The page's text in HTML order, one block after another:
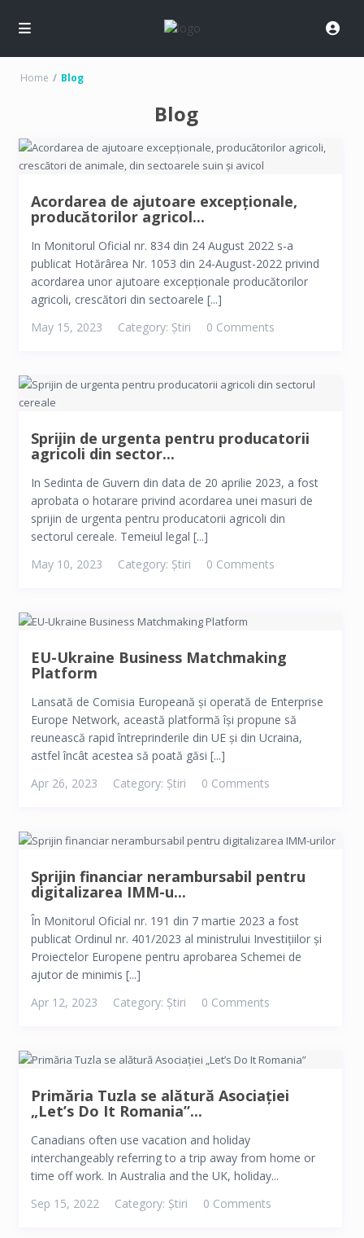
Home Blog
Blog
Acordarea de ajutoare excepționale,
producătorilor agricol...
In Monitorul Oficial nr. 834 din 24 August 2022 s-a
publicat Hotărârea Nr. 1053 din 24-August-2022 privind
acordarea unor ajutoare excepționale producătorilor
agricoli, crescători din sectoarele [...]
May 15, 2023
Category: Știri 0 Comments
Sprijin de urgenta pentru producatorii
agricoli din sector...
In Sedinta de Guvern din data de 20 aprilie 2023, a fost
aprobata o hotarare privind acordarea unei masuri de
sprijin de urgenta pentru producatorii agricoli din
sectorul cereale. Temeiul legal [...]
May 10, 2023
Category: Știri 0 Comments
EU-Ukraine Business Matchmaking
Platform
Lansată de Comisia Europeană și operată de Enterprise
Europe Network, această platformă își propune să
reunească rapid întreprinderile din UE și din Ucraina,
astfel încât acestea să poată găsi [...]
Apr 26, 2023
Category: Știri 0 Comments
Sprijin financiar nerambursabil pentru
digitalizarea IMM-u...
În Monitorul Oficial nr. 191 din 7 martie 2023 a fost
publicat Ordinul nr. 401/2023 al ministrului Investițiilor și
Proiectelor Europene pentru aprobarea Schemei de
ajutor de minimis [...]
Apr 12, 2023
Category: Știri 0 Comments
Primăria Tuzla se alătură Asociației
„Let’s Do It Romania”...
Canadians often use vacation and holiday
interchangeably referring to a trip away from home or
time off work. In Australia and the UK, holiday...
Sep 15, 2022
Category: Știri 0 Comments